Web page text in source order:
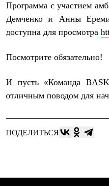
Комбинезоны
Термобелье
Комплект термобелья
Снаряжение
Тенты
Рюкзаки
Экспедиционные
Легкоходные
Городские
Аксессуары для рюкзаков
Спальные мешки
Программа с участием
Демченко и Анны
доступна для просмотра
Посмотрите обязательно!
И пусть «Команда
отличным поводом для
ПОДЕЛИТЬСЯ